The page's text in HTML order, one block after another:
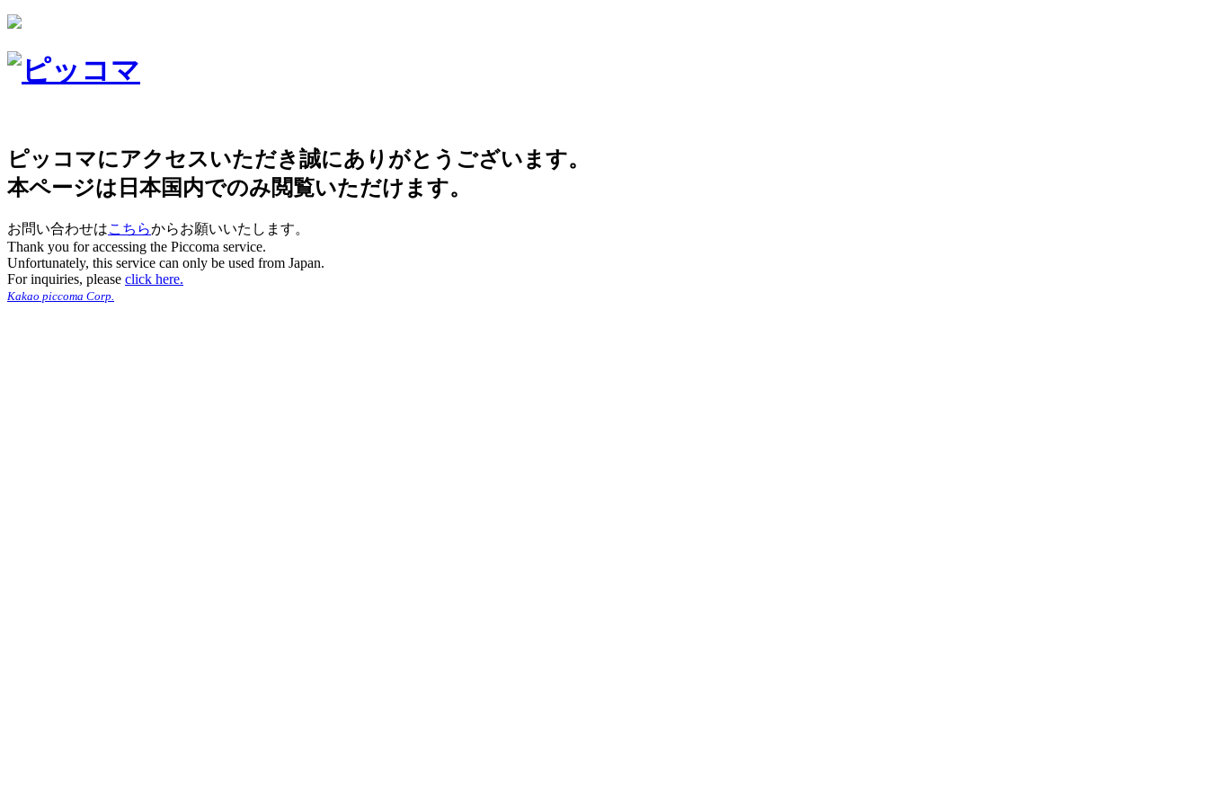
ピッコマにアクセスいただき誠にありがとうございます。
本ページは日本国内でのみ閲覧いただけます。
お問い合わせはこちらからお願いいたします。
Thank you for accessing the Piccoma service.
Unfortunately, this service can only be used from Japan.
For inquiries, please click here.
Kakao piccoma Corp.